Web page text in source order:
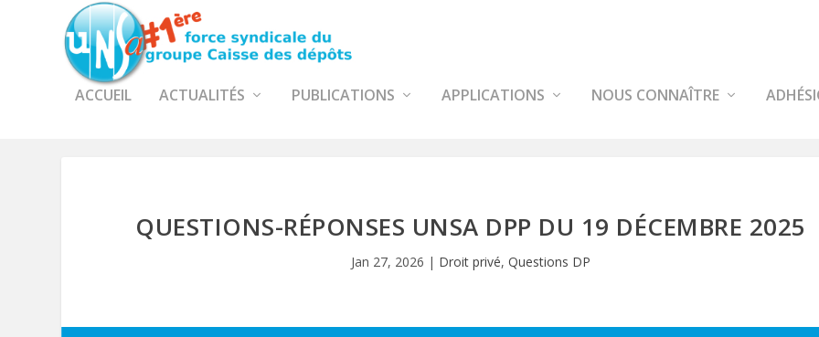
ACCUEIL ACTUALITÉS PUBLICATIONS APPLICATIONS NOUS CONNAÎTRE
QUESTIONS-RÉPONSES UNSA DPP DU 19 DÉCEMBRE 2025
Jan 27, 2026 | Droit privé, Questions DP